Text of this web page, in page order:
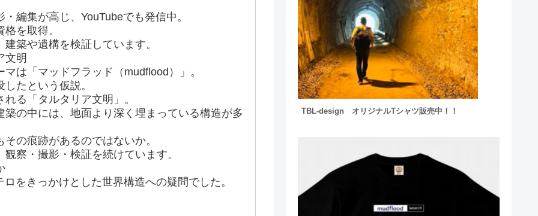
編集が高じ、YouTubeでも発信中。
を取得。
築や遺構を検証しています。
文明
は「マッドフラッド（mudflood）」。
たという仮説。
る「タルタリア文明」。
の中には、地面より深く埋まっている構造が多
の痕跡があるのではないか。
察・撮影・検証を続けています。
をきっかけとした世界構造への疑問でした。
TBL-design オリジナルTシャツ販売中！！